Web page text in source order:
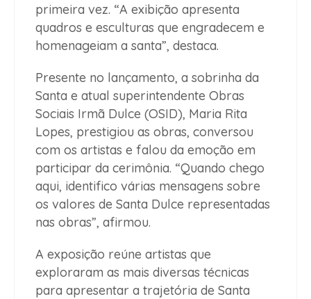
primeira vez. “A exibição apresenta
quadros e esculturas que engradecem e
homenageiam a santa”, destaca.
Presente no lançamento, a sobrinha da
Santa e atual superintendente Obras
Sociais Irmã Dulce (OSID), Maria Rita
Lopes, prestigiou as obras, conversou
com os artistas e falou da emoção em
participar da cerimônia. “Quando chego
aqui, identifico várias mensagens sobre
os valores de Santa Dulce representadas
nas obras”, afirmou.
A exposição reúne artistas que
exploraram as mais diversas técnicas
para apresentar a trajetória de Santa